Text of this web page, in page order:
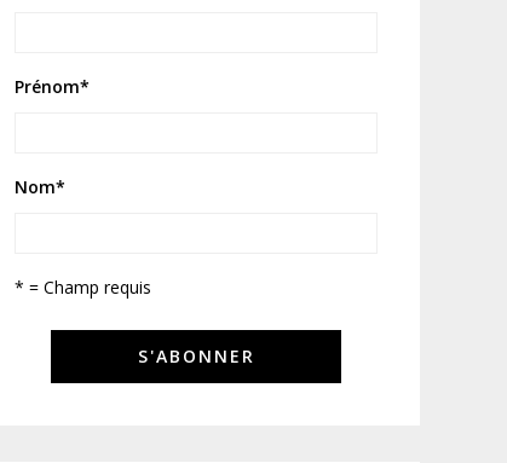
Prénom*
Nom*
* = Champ requis